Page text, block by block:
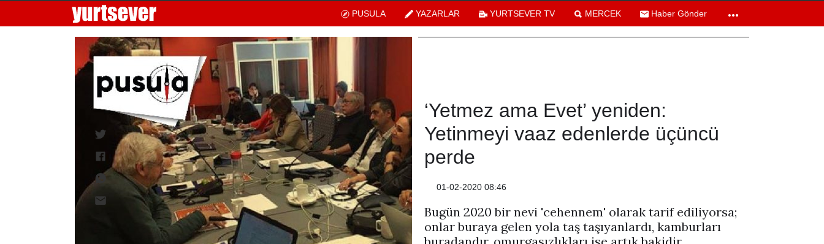
PUSULA YAZARLAR YURTSEVER TV MERCEK Haber Gönder
‘Yetmez ama Evet’ yeniden:
Yetinmeyi vaaz edenlerde üçüncü
perde
01-02-2020 08:46
Bugün 2020 bir nevi 'cehennem' olarak tarif ediliyorsa;
onlar buraya gelen yola taş taşıyanlardı, kamburları